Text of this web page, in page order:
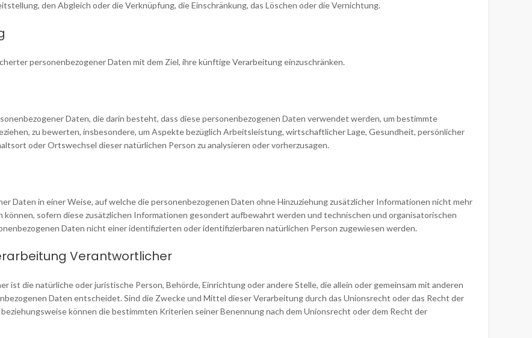
den Abgleich oder die Verknüpfung, die Einschränkung, das Löschen oder die Vernichtung.
personenbezogener Daten mit dem Ziel, ihre künftige Verarbeitung einzuschränken.
Daten, die darin besteht, dass diese personenbezogenen Daten verwendet werden, um bestimmte
zu bewerten, insbesondere, um Aspekte bezüglich Arbeitsleistung, wirtschaftlicher Lage, Gesundheit, persönlicher
oder Ortswechsel dieser natürlichen Person zu analysieren oder vorherzusagen.
Daten in einer Weise, auf welche die personenbezogenen Daten ohne Hinzuziehung zusätzlicher Informationen nicht mehr
sofern diese zusätzlichen Informationen gesondert aufbewahrt werden und technischen und organisatorischen
Daten nicht einer identifizierten oder identifizierbaren natürlichen Person zugewiesen werden.
Verantwortlicher
die natürliche oder juristische Person, Behörde, Einrichtung oder andere Stelle, die allein oder gemeinsam mit anderen
Daten entscheidet. Sind die Zwecke und Mittel dieser Verarbeitung durch das Unionsrecht oder das Recht der
können die bestimmten Kriterien seiner Benennung nach dem Unionsrecht oder dem Recht der